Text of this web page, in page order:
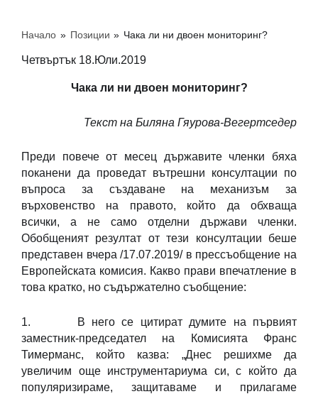
Начало » Позиции » Чака ли ни двоен мониторинг?
Четвъртък 18.Юли.2019
Чака ли ни двоен мониторинг?
Текст на Биляна Гяурова-Вегертседер
Преди повече от месец държавите членки бяха
поканени да проведат вътрешни консултации по
въпроса за създаване на механизъм за
върховенство на правото, който да обхваща
всички, а не само отделни държави членки.
Обобщеният резултат от тези консултации беше
представен вчера /17.07.2019/ в прессъобщение на
Европейската комисия. Какво прави впечатление в
това кратко, но съдържателно съобщение:
1. В него се цитират думите на първият
заместник-председател на Комисията Франс
Тимерманс, който казва: „Днес решихме да
увеличим още инструментариума си, с който да
популяризираме, защитаваме и прилагаме